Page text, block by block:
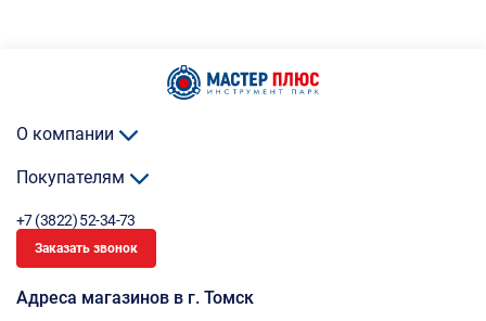
О компании
Покупателям
+7 (3822) 52-34-73
Заказать звонок
Адреса магазинов в г. Томск